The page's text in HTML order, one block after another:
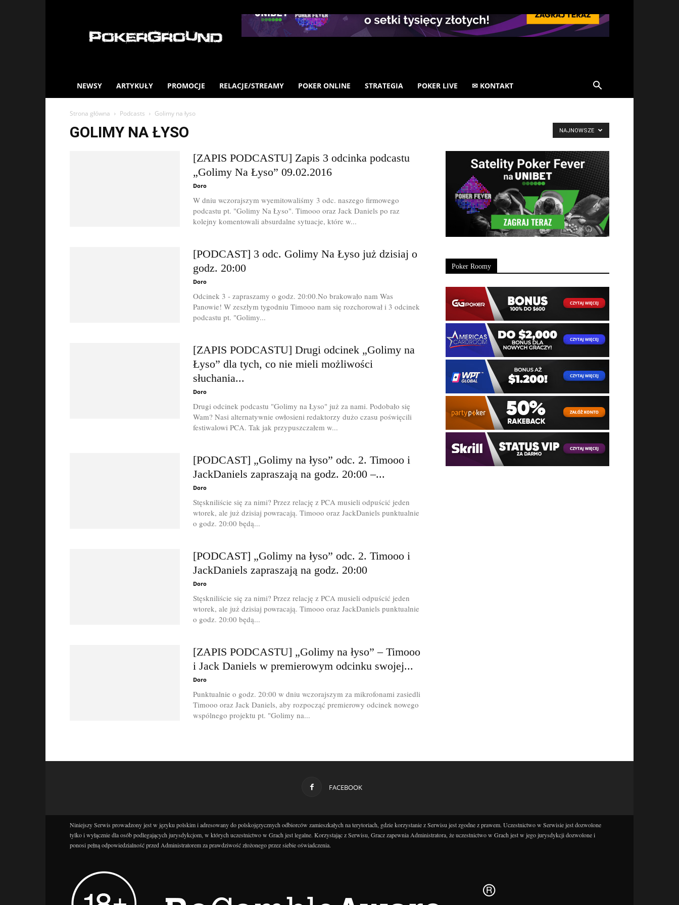
NEWSY ARTYKUŁY PROMOCJE RELACJE/STREAMY POKER ONLINE STRATEGIA POKER LIVE ✉ KONTAKT
Strona główna Podcasts Golimy na łyso
GOLIMY NA ŁYSO NAJNOWSZE
[ZAPIS PODCASTU] Zapis 3 odcinka podcastu
„Golimy Na Łyso” 09.02.2016
Doro
W dniu wczorajszym wyemitowaliśmy 3 odc. naszego firmowego
podcastu pt. "Golimy Na Łyso". Timooo oraz Jack Daniels po raz
kolejny komentowali absurdalne sytuacje, które w...
[PODCAST] 3 odc. Golimy Na Łyso już dzisiaj o
godz. 20:00
Doro
Odcinek 3 - zapraszamy o godz. 20:00.No brakowało nam Was
Panowie! W zeszłym tygodniu Timooo nam się rozchorował i 3 odcinek
podcastu pt. "Golimy...
[ZAPIS PODCASTU] Drugi odcinek „Golimy na
Łyso” dla tych, co nie mieli możliwości
słuchania...
Doro
Drugi odcinek podcastu "Golimy na Łyso" już za nami. Podobało się
Wam? Nasi alternatywnie owłosieni redaktorzy dużo czasu poświęcili
festiwalowi PCA. Tak jak przypuszczałem w...
[PODCAST] „Golimy na łyso” odc. 2. Timooo i
JackDaniels zapraszają na godz. 20:00 –...
Doro
Stęskniliście się za nimi? Przez relację z PCA musieli odpuścić jeden
wtorek, ale już dzisiaj powracają. Timooo oraz JackDaniels punktualnie
o godz. 20:00 będą...
[PODCAST] „Golimy na łyso” odc. 2. Timooo i
JackDaniels zapraszają na godz. 20:00
Doro
Stęskniliście się za nimi? Przez relację z PCA musieli odpuścić jeden
wtorek, ale już dzisiaj powracają. Timooo oraz JackDaniels punktualnie
o godz. 20:00 będą...
[ZAPIS PODCASTU] „Golimy na łyso” – Timooo
i Jack Daniels w premierowym odcinku swojej...
Doro
Punktualnie o godz. 20:00 w dniu wczorajszym za mikrofonami zasiedli
Timooo oraz Jack Daniels, aby rozpocząć premierowy odcinek nowego
wspólnego projektu pt. "Golimy na...
Poker Roomy
FACEBOOK
Niniejszy Serwis prowadzony jest w języku polskim i adresowany do polskojęzycznych odbiorców zamieszkałych na terytoriach, gdzie korzystanie z Serwisu jest zgodne z prawem. Uczestnictwo w Serwisie jest dozwolone
tylko i wyłącznie dla osób podlegających jurysdykcjom, w których uczestnictwo w Grach jest legalne. Korzystając z Serwisu, Gracz zapewnia Administratora, że uczestnictwo w Grach jest w jego jurysdykcji dozwolone i
ponosi pełną odpowiedzialność przed Administratorem za prawdziwość złożonego przez siebie oświadczenia.